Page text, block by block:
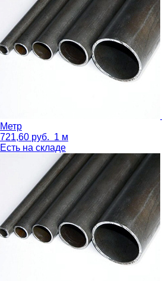
Метр
721,60 руб. 1 м
Есть на складе